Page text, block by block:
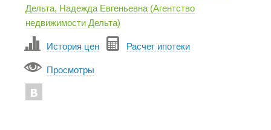
Дельта, Надежда Евгеньевна (Агентство
недвижимости Дельта)
История цен Расчет ипотеки
Просмотры